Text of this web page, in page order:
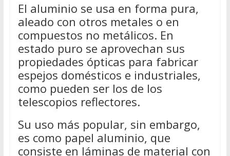
El aluminio se usa en forma pura,
aleado con otros metales o en
compuestos no metálicos. En
estado puro se aprovechan sus
propiedades ópticas para fabricar
espejos domésticos e industriales,
como pueden ser los de los
telescopios reflectores.
Su uso más popular, sin embargo,
es como papel aluminio, que
consiste en láminas de material con